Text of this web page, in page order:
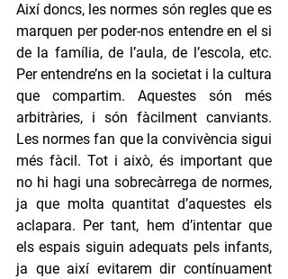
Així doncs, les normes són regles que es
marquen per poder-nos entendre en el si
de la família, de l’aula, de l’escola, etc.
Per entendre’ns en la societat i la cultura
que compartim. Aquestes són més
arbitràries, i són fàcilment canviants.
Les normes fan que la convivència sigui
més fàcil. Tot i això, és important que
no hi hagi una sobrecàrrega de normes,
ja que molta quantitat d’aquestes els
aclapara. Per tant, hem d’intentar que
els espais siguin adequats pels infants,
ja que així evitarem dir contínuament